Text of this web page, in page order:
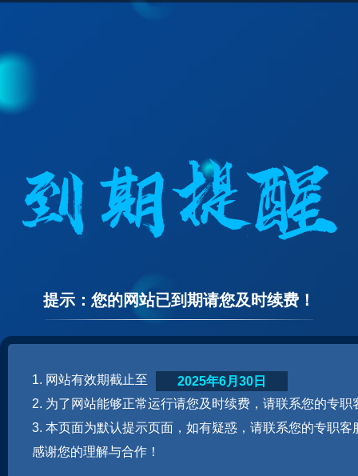
提示：您的网站已到期请您及时续费！
1. 网站有效期截止至
2. 为了网站能够正常运行请您及时续费，请联系您的专职
3. 本页面为默认提示页面，如有疑惑，请联系您的专职客
感谢您的理解与合作！
2025年6月30日